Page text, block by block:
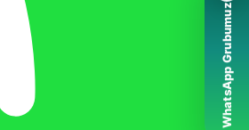
WhatsApp Grubumuz